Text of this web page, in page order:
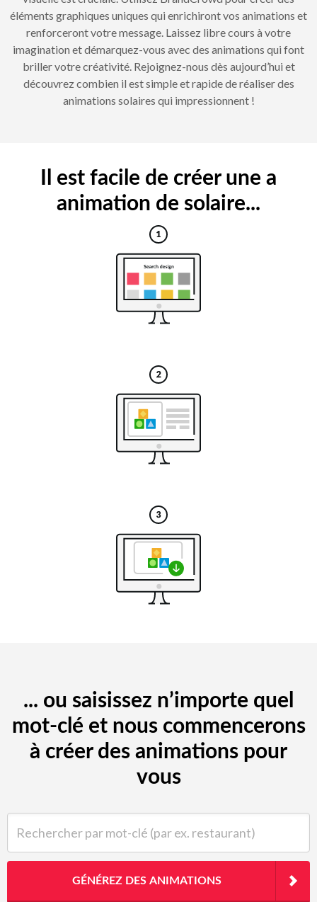
éléments graphiques uniques qui enrichiront vos animations et
renforceront votre message. Laissez libre cours à votre
imagination et démarquez-vous avec des animations qui font
briller votre créativité. Rejoignez-nous dès aujourd’hui et
découvrez combien il est simple et rapide de réaliser des
animations solaires qui impressionnent !
Il est facile de créer une a
animation de solaire...
... ou saisissez n’importe quel
mot-clé et nous commencerons
à créer des animations pour
vous
GÉNÉREZ DES ANIMATIONS